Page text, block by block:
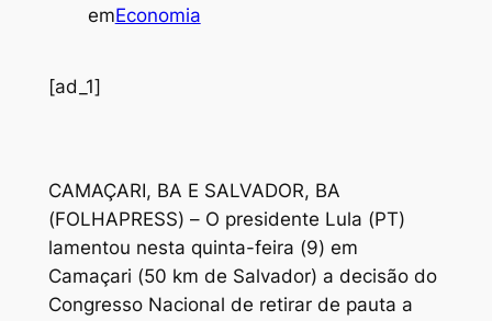
emEconomia
[ad_1]
CAMAÇARI, BA E SALVADOR, BA
(FOLHAPRESS) – O presidente Lula (PT)
lamentou nesta quinta-feira (9) em
Camaçari (50 km de Salvador) a decisão do
Congresso Nacional de retirar de pauta a